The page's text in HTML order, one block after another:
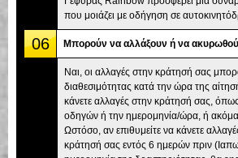
που μοιάζει με οδήγηση σε
06 Μπορούν να αλλάξουν ή να
Ναι, οι αλλαγές στην κράτησή σας
διαθεσιμότητας κατά την ώρα της
κάνετε αλλαγές στην κράτησή σας,
οδηγών ή την ημερομηνία/ώρα, ή ακόμα
Ωστόσο, αν επιθυμείτε να κάνετε
κράτησή σας εντός 6 ημερών πριν